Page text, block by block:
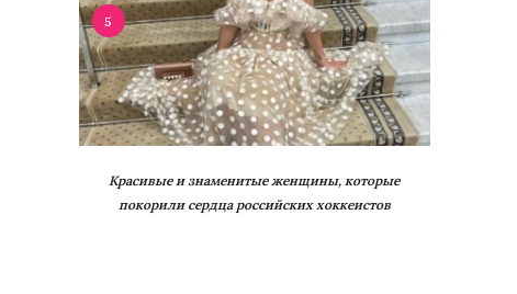
5
Красивые и знаменитые женщины, которые
покорили сердца российских хоккеистов